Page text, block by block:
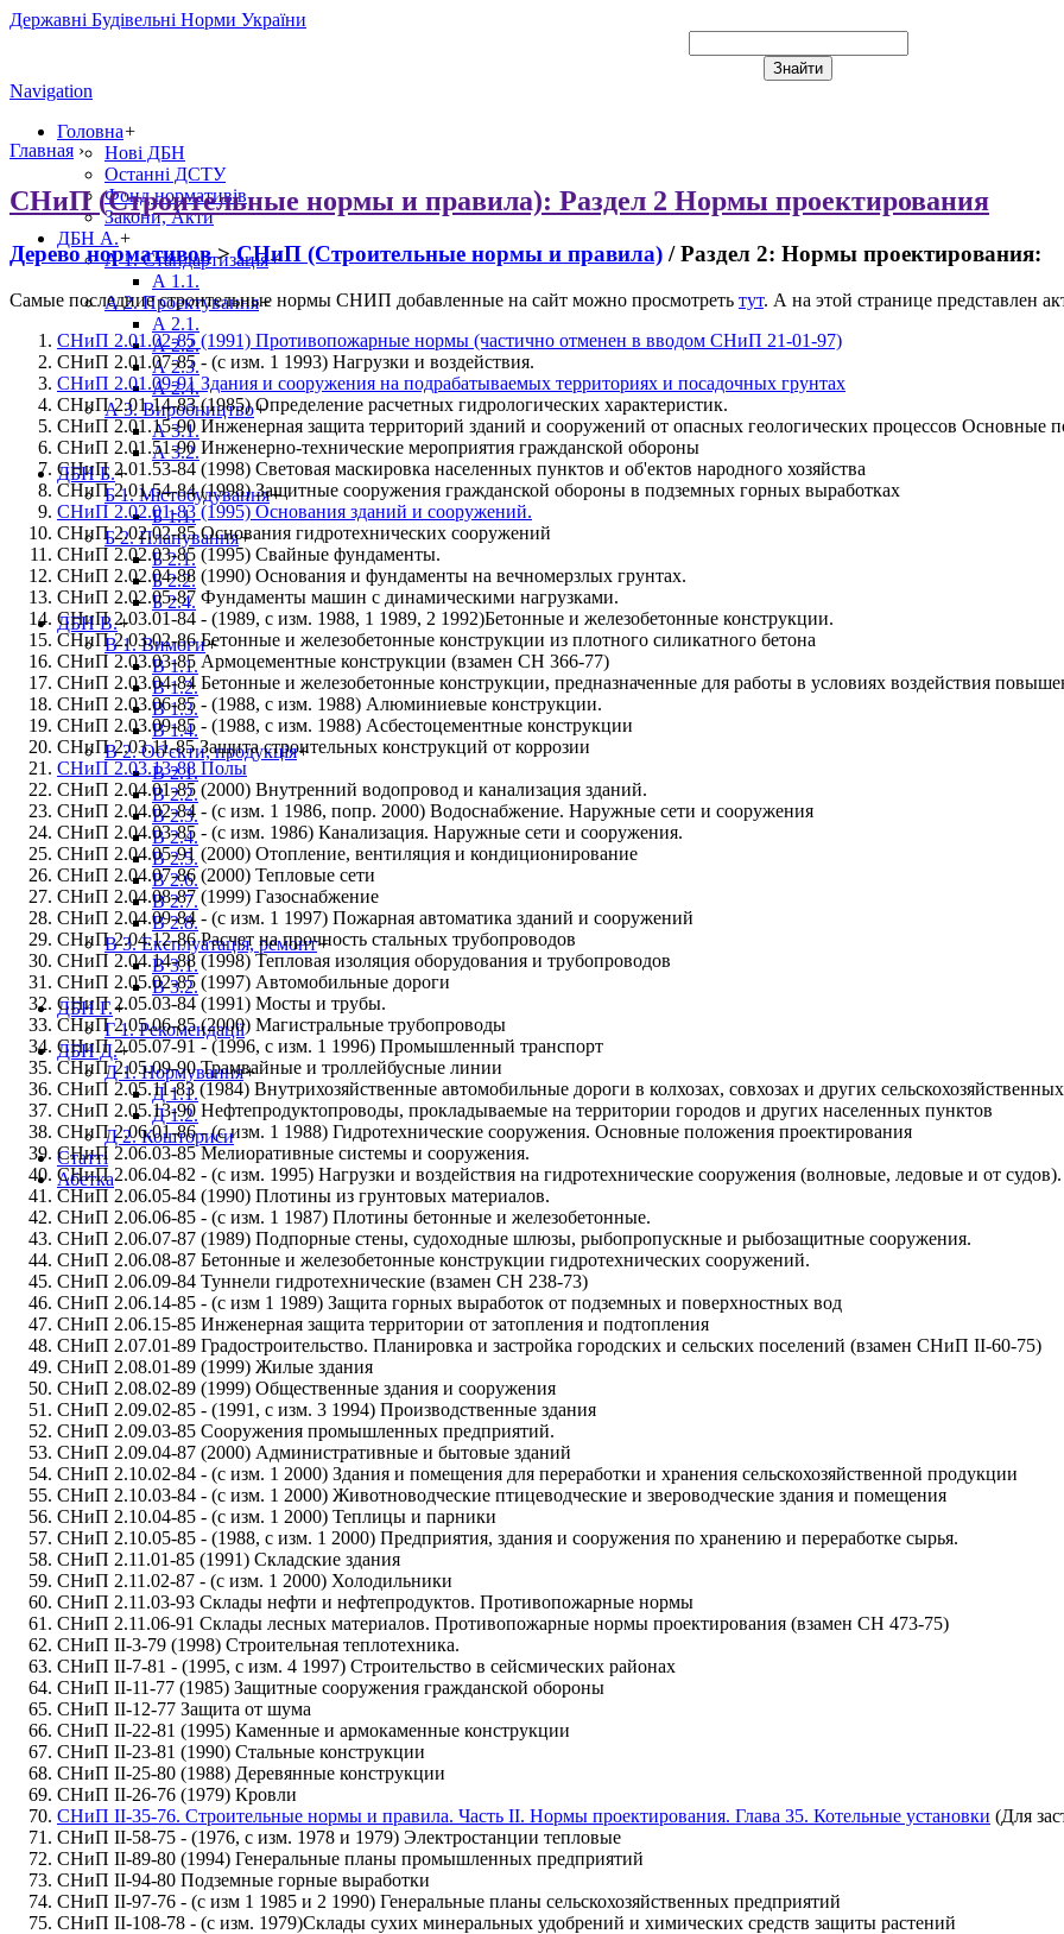
Державні Будівельні Норми України
Navigation
Головна+
Нові ДБН
Останні ДСТУ
Фонд нормативів
Закони, Акти
ДБН А.+
А 1. Стандартизація+
А 1.1.
А 2. Проектування+
А 2.1.
А 2.2.
А 2.3.
А 2.4.
А 3. Виробництво+
А 3.1.
А 3.2.
ДБН Б.+
Б 1. Містобудування+
Б 1.1.
Б 2. Планування+
Б 2.1.
Б 2.2.
Б 2.4.
ДБН В.+
В 1. Вимоги+
В 1.1.
В 1.2.
В 1.3.
В 1.4.
В 2. Об'єкти, продукція+
В 2.1.
В 2.2.
В 2.3.
В 2.4.
В 2.5.
В 2.6.
В 2.7.
В 2.8.
В 3. Експлуатація, ремонт+
В 3.1.
В 3.2.
ДБН Г.+
Г 1. Рекомендації
ДБН Д.+
Д 1. Нормування+
Д 1.1.
Д 1.2.
Д 2. Кошториси
Статті
Абетка
Главная ›
СНиП (Строительные нормы и правила): Раздел 2 Нормы проектирования
Дерево нормативов>СНиП (Строительные нормы и правила) / Раздел 2: Нормы проектирования:
Самые последние строительные нормы СНИП добавленные на сайт можно просмотреть тут. А на этой странице представлен
СНиП 2.01.02-85 (1991) Противопожарные нормы (частично отменен в вводом СНиП 21-01-97)
СНиП 2.01.07-85 - (с изм. 1 1993) Нагрузки и воздействия.
СНиП 2.01.09-91 Здания и сооружения на подрабатываемых территориях и посадочных грунтах
СНиП 2.01.14-83 (1985) Определение расчетных гидрологических характеристик.
СНиП 2.01.15-90 Инженерная защита территорий зданий и сооружений от опасных геологических процессов Основные
СНиП 2.01.51-90 Инженерно-технические мероприятия гражданской обороны
СНиП 2.01.53-84 (1998) Световая маскировка населенных пунктов и об'ектов народного хозяйства
СНиП 2.01.54-84 (1998) Защитные сооружения гражданской обороны в подземных горных выработках
СНиП 2.02.01-83 (1995) Основания зданий и сооружений.
СНиП 2.02.02-85 Основания гидротехнических сооружений
СНиП 2.02.03-85 (1995) Свайные фундаменты.
СНиП 2.02.04-88 (1990) Основания и фундаменты на вечномерзлых грунтах.
СНиП 2.02.05-87 Фундаменты машин с динамическими нагрузками.
СНиП 2.03.01-84 - (1989, с изм. 1988, 1 1989, 2 1992)Бетонные и железобетонные конструкции.
СНиП 2.03.02-86 Бетонные и железобетонные конструкции из плотного силикатного бетона
СНиП 2.03.03-85 Армоцементные конструкции (взамен СН 366-77)
СНиП 2.03.04-84 Бетонные и железобетонные конструкции, предназначенные для работы в условиях воздействия
СНиП 2.03.06-85 - (1988, с изм. 1988) Алюминиевые конструкции.
СНиП 2.03.09-85 - (1988, с изм. 1988) Асбестоцементные конструкции
СНиП 2.03.11-85 Защита строительных конструкций от коррозии
СНиП 2.03.13-88 Полы
СНиП 2.04.01-85 (2000) Внутренний водопровод и канализация зданий.
СНиП 2.04.02-84 - (с изм. 1 1986, попр. 2000) Водоснабжение. Наружные сети и сооружения
СНиП 2.04.03-85 - (с изм. 1986) Канализация. Наружные сети и сооружения.
СНиП 2.04.05-91 (2000) Отопление, вентиляция и кондиционирование
СНиП 2.04.07-86 (2000) Тепловые сети
СНиП 2.04.08-87 (1999) Газоснабжение
СНиП 2.04.09-84 - (с изм. 1 1997) Пожарная автоматика зданий и сооружений
СНиП 2.04.12-86 Расчет на прочность стальных трубопроводов
СНиП 2.04.14-88 (1998) Тепловая изоляция оборудования и трубопроводов
СНиП 2.05.02-85 (1997) Автомобильные дороги
СНиП 2.05.03-84 (1991) Мосты и трубы.
СНиП 2.05.06-85 (2000) Магистральные трубопроводы
СНиП 2.05.07-91 - (1996, с изм. 1 1996) Промышленный транспорт
СНиП 2.05.09-90 Трамвайные и троллейбусные линии
СНиП 2.05.11-83 (1984) Внутрихозяйственные автомобильные дороги в колхозах, совхозах и других
СНиП 2.05.13-90 Нефтепродуктопроводы, прокладываемые на территории городов и других населенных пунктов
СНиП 2.06.01-86 - (с изм. 1 1988) Гидротехнические сооружения. Основные положения проектирования
СНиП 2.06.03-85 Мелиоративные системы и сооружения.
СНиП 2.06.04-82 - (c изм. 1995) Нагрузки и воздействия на гидротехнические сооружения (волновые, ледовые и от судов).
СНиП 2.06.05-84 (1990) Плотины из грунтовых материалов.
СНиП 2.06.06-85 - (с изм. 1 1987) Плотины бетонные и железобетонные.
СНиП 2.06.07-87 (1989) Подпорные стены, судоходные шлюзы, рыбопропускные и рыбозащитные сооружения.
СНиП 2.06.08-87 Бетонные и железобетонные конструкции гидротехнических сооружений.
СНиП 2.06.09-84 Туннели гидротехнические (взамен СН 238-73)
СНиП 2.06.14-85 - (с изм 1 1989) Защита горных выработок от подземных и поверхностных вод
СНиП 2.06.15-85 Инженерная защита территории от затопления и подтопления
СНиП 2.07.01-89 Градостроительство. Планировка и застройка городских и сельских поселений (взамен СНиП II-60-75)
СНиП 2.08.01-89 (1999) Жилые здания
СНиП 2.08.02-89 (1999) Общественные здания и сооружения
СНиП 2.09.02-85 - (1991, c изм. 3 1994) Производственные здания
СНиП 2.09.03-85 Сооружения промышленных предприятий.
СНиП 2.09.04-87 (2000) Административные и бытовые зданий
СНиП 2.10.02-84 - (с изм. 1 2000) Здания и помещения для переработки и хранения сельскохозяйственной продукции
СНиП 2.10.03-84 - (с изм. 1 2000) Животноводческие птицеводческие и звероводческие здания и помещения
СНиП 2.10.04-85 - (с изм. 1 2000) Теплицы и парники
СНиП 2.10.05-85 - (1988, с изм. 1 2000) Предприятия, здания и сооружения по хранению и переработке сырья.
СНиП 2.11.01-85 (1991) Складские здания
СНиП 2.11.02-87 - (с изм. 1 2000) Холодильники
СНиП 2.11.03-93 Склады нефти и нефтепродуктов. Противопожарные нормы
СНиП 2.11.06-91 Склады лесных материалов. Противопожарные нормы проектирования (взамен СН 473-75)
СНиП II-3-79 (1998) Строительная теплотехника.
СНиП II-7-81 - (1995, с изм. 4 1997) Строительство в сейсмических районах
СНиП II-11-77 (1985) Защитные сооружения гражданской обороны
СНиП II-12-77 Защита от шума
СНиП II-22-81 (1995) Каменные и армокаменные конструкции
СНиП II-23-81 (1990) Стальные конструкции
СНиП II-25-80 (1988) Деревянные конструкции
СНиП II-26-76 (1979) Кровли
СНиП II-35-76. Строительные нормы и правила. Часть II. Нормы проектирования. Глава 35. Котельные установки (Для
СНиП II-58-75 - (1976, с изм. 1978 и 1979) Электростанции тепловые
СНиП II-89-80 (1994) Генеральные планы промышленных предприятий
СНиП II-94-80 Подземные горные выработки
СНиП II-97-76 - (с изм 1 1985 и 2 1990) Генеральные планы сельскохозяйственных предприятий
СНиП II-108-78 - (с изм. 1979)Склады сухих минеральных удобрений и химических средств защиты растений